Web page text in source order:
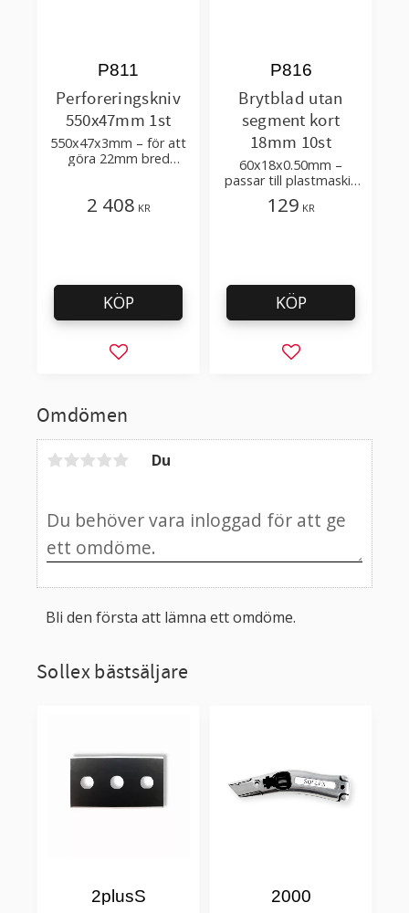
Omdömen
Du
Bli den första att lämna ett omdöme.
Perforeringskniv
550x47mm 1st
550x47x3mm – för att
göra 22mm bred
P811
2 408 KR
Lägg till i favoriter
KÖP
Brytblad utan
segment kort
18mm 10st
60x18x0.50mm –
passar till plastmaskin
såsom Cyklop GL 2000
P816
129 KR
Lägg till i
KÖP
Sollex bästsäljare
2plusS 2000